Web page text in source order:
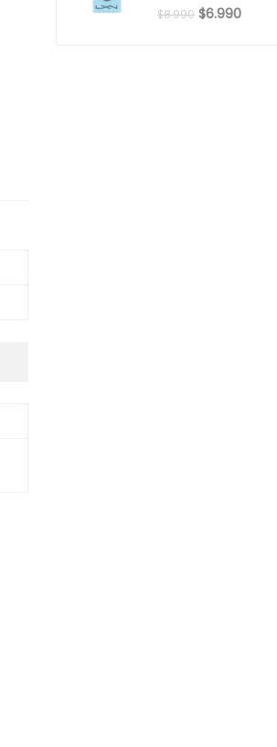
$8.990 El
$6.990El